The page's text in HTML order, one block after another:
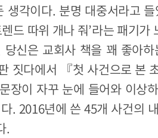
생각이다. 분명 대중서라고
드 따위 개나 줘’라는 패기가
신은 교회사 책을 꽤 좋아
짓다에서 『첫 사건으로 본
장이 자꾸 눈에 들어와 이상
. 2016년에 쓴 45개 사건의
.